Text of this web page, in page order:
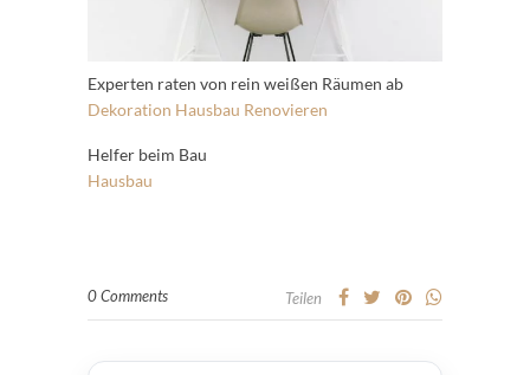
Experten raten von rein weißen Räumen ab
Dekoration Hausbau Renovieren
Helfer beim Bau
Hausbau
0 Comments Teilen